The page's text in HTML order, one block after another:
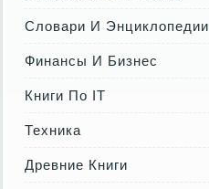
Словари И Энциклопедии
Финансы И Бизнес
Книги По IT
Техника
Древние Книги